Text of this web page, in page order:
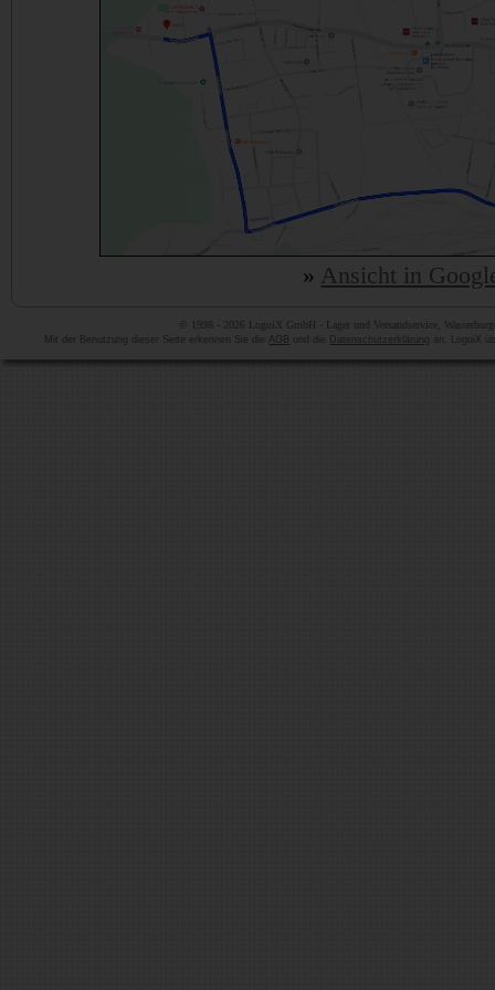
» Ansicht in
© 1998 - 2026 LogoiX GmbH - Lager und Versandservice,
Mit der Benutzung dieser Seite erkennen Sie dieAGB und die Datenschutzerklärung an. LogoiX